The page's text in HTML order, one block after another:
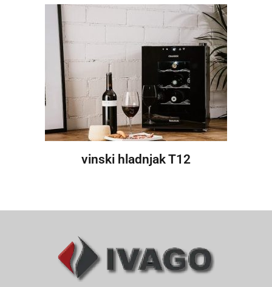
vinski hladnjak T12